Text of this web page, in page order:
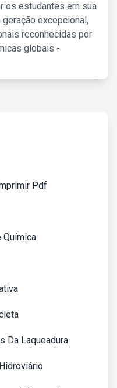
os estudantes em sua
excepcional,
reconhecidas por
globais -
Pdf
Química
Da Laqueadura